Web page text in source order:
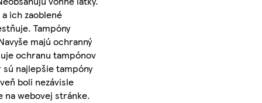
ich zaoblené
Tampóny
majú ochranný
ochranu tampónov
najlepšie tampóny
boli nezávisle
na webovej stránke.